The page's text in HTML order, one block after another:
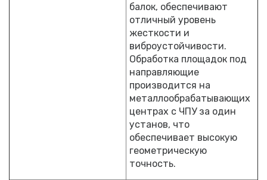
балок, обеспечивают
отличный уровень
жесткости и
виброустойчивости.
Обработка площадок под
направляющие
производится на
металлообрабатывающих
центрах с ЧПУ за один
установ, что
обеспечивает высокую
геометрическую
точность.